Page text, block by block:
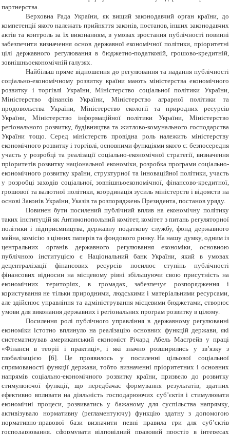
партнерства.
Верховна Рада України, як вищий законодавчий орган країни, до
компетенції якого належать прийняття законів, постанов, інших законодавчих
актів та контроль за їх виконанням, в умовах зростання публічності повинні
забезпечити визначення основ державної економічної політики, пріоритетні
цілі державного регулювання в бюджетно-податковій, грошово-кредитній,
зовнішньоекономічній галузях.
Найбільш пряме відношення до регулювання та надання публічності
соціально-економічному розвитку країни мають міністерства економічного
розвитку і торгівлі України, Міністерство соціальної політики України,
Міністерство фінансів України, Міністерство аграрної політики та
продовольства України, Міністерство екології та природних ресурсів
України, Міністерство інформаційної політики України, Міністерство
регіонального розвитку, будівництва та житлово-комунального господарства
України тощо. Серед міністерств провідна роль належить міністерству
економічного розвитку і торгівлі, основними функціями якого є: безпосередня
участь у розробці та реалізації соціально-економічної стратегії, визначення
пріоритетів розвитку національної економіки, розробка програми соціально-
економічного розвитку країни, структурної та інноваційної політики, участь
у розробці заходів соціальної, зовнішньоекономічної, фінансово-кредитної,
грошової та валютної політики, координація зусиль міністерств і відомств на
основі Законів України, Указів та розпоряджень Президента, постанов уряду.
Повинен бути посилений публічний вплив на економічну політику
таких інституцій як Антимонопольний комітет, комітет з питань регуляторної
політики і підприємництва, державну податкову службу, фонд державного
майна, комісію з цінних паперів та фондового ринку. На нашу думку, одним із
центральних органів державного регулювання економіки, основною
публічною інституцією є Національний банк України, який в умовах
децентралізації фінансових ресурсів посилює ступінь публічності
фінансових відносин на місцевому рівні збільшуючи свою присутність на
економічних територіях, в громадах, забезпечує розпорядження і
користування не тільки природними, людськими і матеріальними ресурсами,
але здійснює управління та адміністрування місцевими бюджетами, створює
умови для виконання державних і регіональних програм розвитку в цілому.
Посилення ролі публічного управління в державному регулюванні
економіки істотно вплинуло на реалізацію основних функцій держави, які
систематизував американський економіст Річард Абель Масгрейв у праці
«Фінанси в теорії і практиці», і які значно розширились у зв’язку з
глобалізацією [6]. Це проявилось у посиленні цільової соціальної
спрямованості функції держави, тобто визначенні пріоритетних і основних
напрямів соціально-економічного розвитку країни, призвело до розвитку
стимулюючої функції, що передбачає формування результатів, здатних
ефективно впливати на діяльність господарюючих суб’єктів і стимулювати
економічні процеси, розвиватись у бажаному для суспільства напрямку,
активізувало нормативну (регламентуючу) функцію здатну з допомогою
нормативно-правової бази визначити певні правила гри для суб’єктів
господарювання, сформувати відповідний правовий простір в інтересах